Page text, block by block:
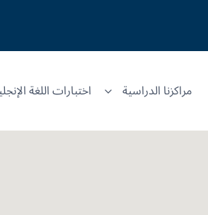
مراكزنا الدراسية اختبارات اللغة